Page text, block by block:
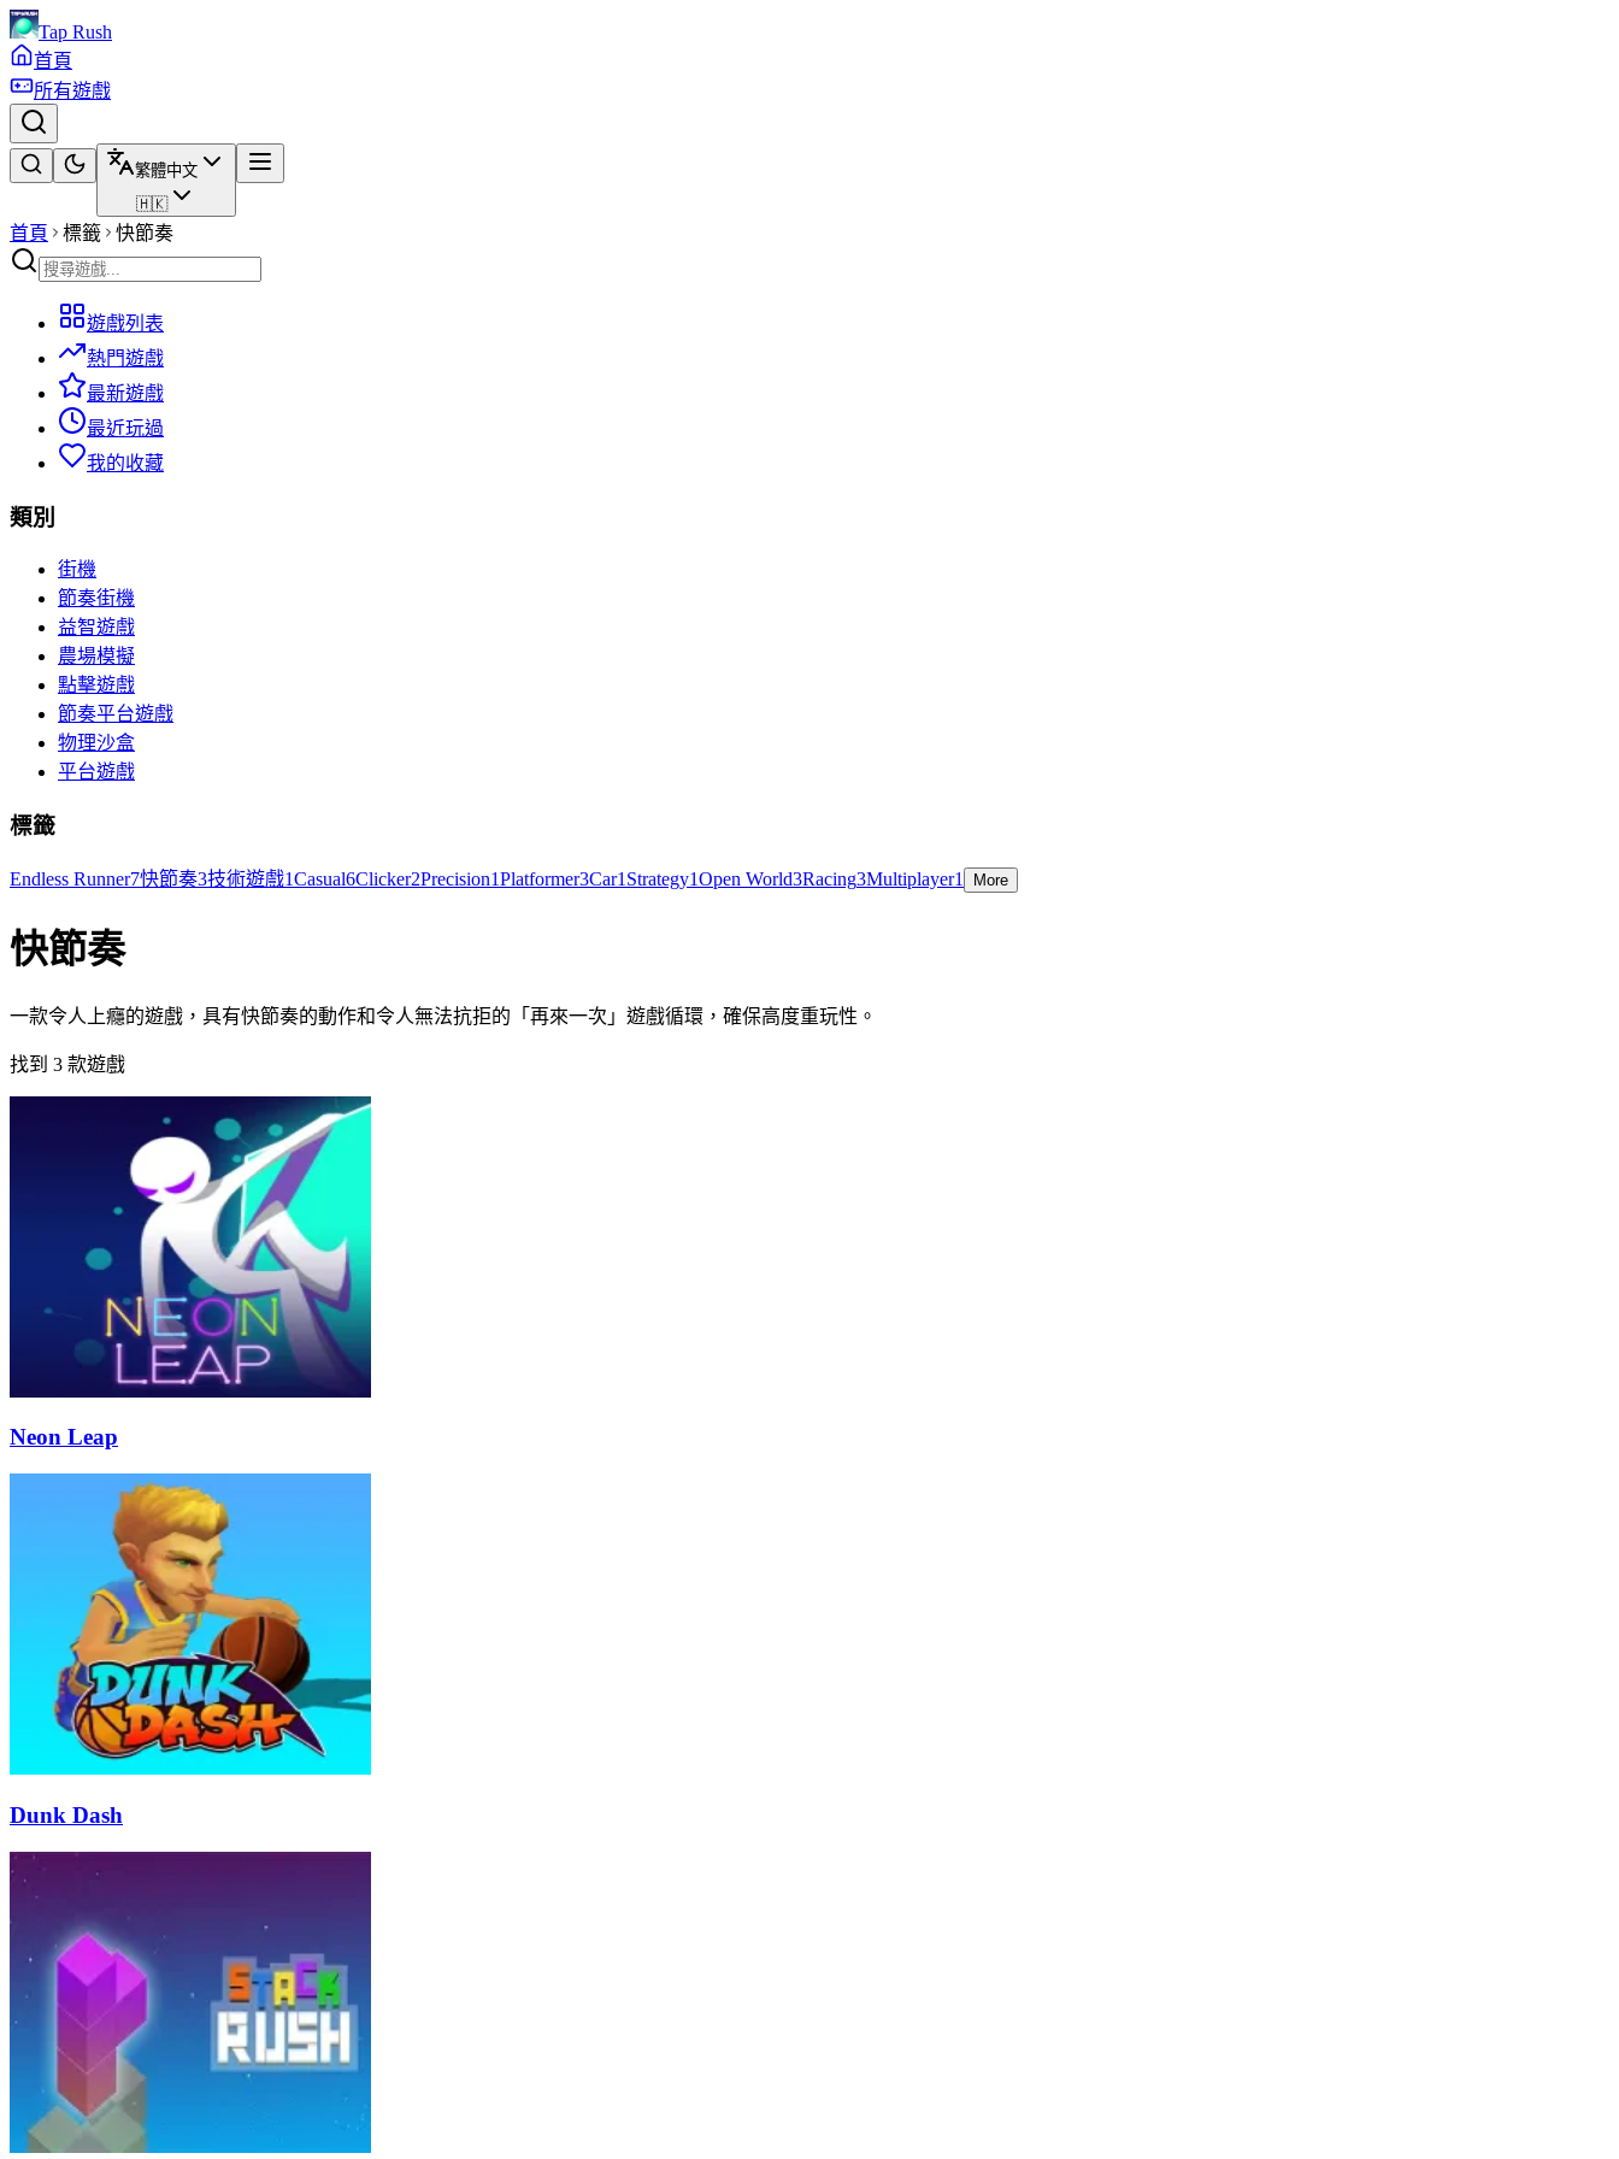
Tap Rush
首頁
所有遊戲
繁體中文
🇭🇰
首頁 標籤 快節奏
遊戲列表
熱門遊戲
最新遊戲
最近玩過
我的收藏
類別
街機
節奏街機
益智遊戲
農場模擬
點擊遊戲
節奏平台遊戲
物理沙盒
平台遊戲
標籤
Endless Runner7快節奏3技術遊戲1Casual6Clicker2Precision1Platformer3Car1 Strategy1Open World3Racing3Multiplayer1 More
快節奏
一款令人上癮的遊戲，具有快節奏的動作和令人無法抗拒的「再來一次」遊戲循環，確保高度重玩性。
找到 3 款遊戲
Neon Leap
Dunk Dash